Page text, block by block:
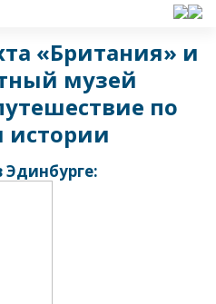
«Британия» и
музей
по
истории
Эдинбурге: